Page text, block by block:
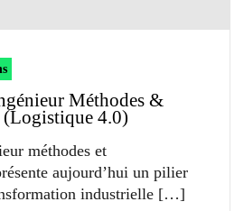
Méthodes &
4.0)
méthodes et
aujourd’hui un pilier
industrielle